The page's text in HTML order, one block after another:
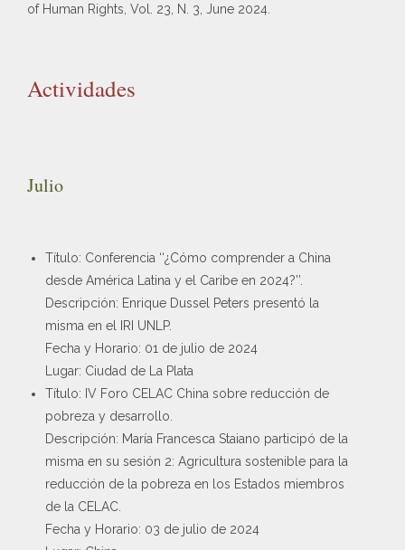
of Human Rights, Vol. 23, N. 3, June 2024.
Actividades
Julio
Título: Conferencia ‘‘¿Cómo comprender a China
desde América Latina y el Caribe en 2024?’’.
Descripción: Enrique Dussel Peters presentó la
misma en el IRI UNLP.
Fecha y Horario: 01 de julio de 2024
Lugar: Ciudad de La Plata
Título: IV Foro CELAC China sobre reducción de
pobreza y desarrollo.
Descripción: María Francesca Staiano participó de la
misma en su sesión 2: Agricultura sostenible para la
reducción de la pobreza en los Estados miembros
de la CELAC.
Fecha y Horario: 03 de julio de 2024